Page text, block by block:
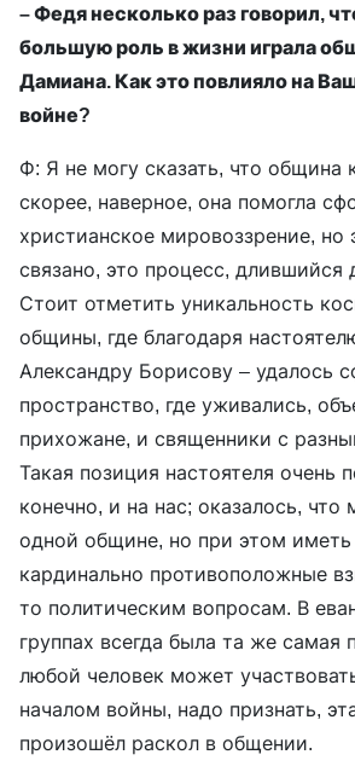
– Федя несколько раз говорил,
большую роль в жизни играла
Дамиана. Как это повлияло на
войне?
Ф: Я не могу сказать, что община
скорее, наверное, она помогла
христианское мировоззрение, но
связано, это процесс, длившийся
Стоит отметить уникальность
общины, где благодаря
Александру Борисову – удалось
пространство, где уживались,
прихожане, и священники с
Такая позиция настоятеля очень
конечно, и на нас; оказалось,
одной общине, но при этом иметь
кардинально противоположные
то политическим вопросам. В
группах всегда была та же самая
любой человек может
началом войны, надо признать,
произошёл раскол в общении.